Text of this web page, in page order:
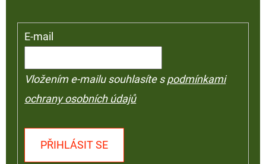
E-mail
Vložením e-mailu souhlasíte spodmínkami
ochrany osobních údajů
PŘIHLÁSIT SE